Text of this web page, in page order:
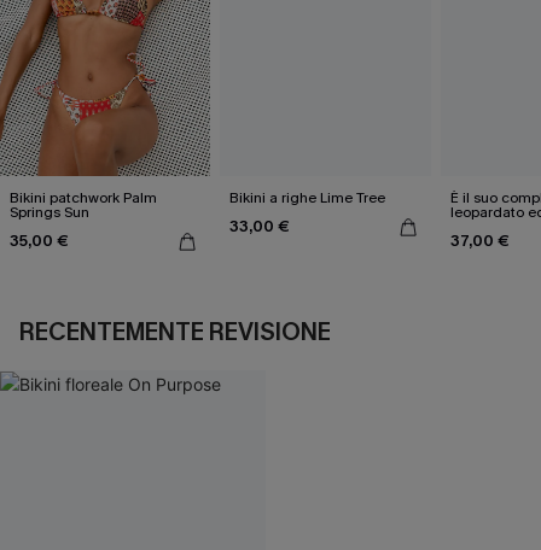
Bikini patchwork Palm
Springs Sun
35,00 €
Bikini a righe Lime Tree
33,00 €
È il suo
leopardato
37,00 €
RECENTEMENTE REVISIONE